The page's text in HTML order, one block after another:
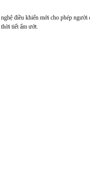
điều khiển mới cho phép
tiết ẩm ướt.